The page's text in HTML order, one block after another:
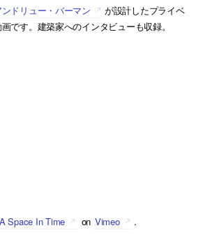
ンドリュー・バーマン
が設計したプライベ
です。建築家へのインタビューも収録。
A Space In Time on Vimeo .